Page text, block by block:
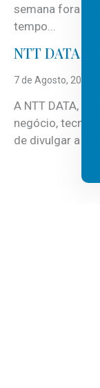
semana fora e
tempo...
NTT DATA
7 de Agosto, 2026
A NTT DATA,
negócio,
de divulgar a